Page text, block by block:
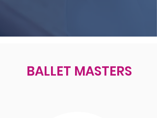
BALLET MASTERS